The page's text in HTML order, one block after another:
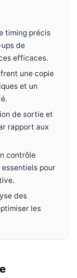
timing précis
de
efficaces.
une copie
et un
de sortie et
rapport aux
contrôle
pour
des
les